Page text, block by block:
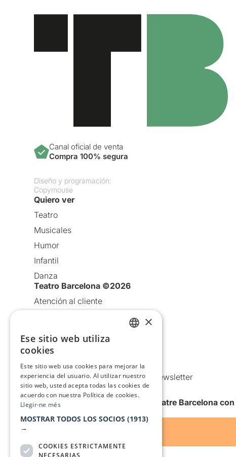
Canal oficial de venta
Compra 100% segura
Diseño y programación:
Copymouse
Quiero ver
Teatro
Musicales
Humor
Infantil
Danza
Teatro Barcelona ©2026
Atención al cliente
Política de Cookies
Condiciones de uso
Comunicaciones comerciales y Newsletter
Anuncia’t
Quiero recibir la newsletter de Teatre Barcelona
×
Ese sitio web utiliza
cookies
Este sitio web usa cookies para mejorar la
experiencia del usuario. Al utilizar nuestro
sitio web, usted acepta todas las cookies de
acuerdo con nuestra Política de cookies.
Llegir-ne més
MOSTRAR TODOS LOS SOCIOS (1913)
→
COOKIES ESTRICTAMENTE
NECESARIAS